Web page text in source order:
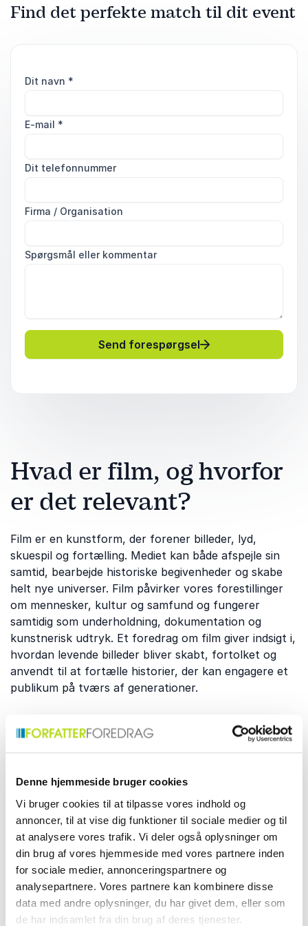
Denne hjemmeside bruger cookies
Vi bruger cookies til at tilpasse vores indhold og
annoncer, til at vise dig funktioner til sociale medier og til
at analysere vores trafik. Vi deler også oplysninger om
din brug af vores hjemmeside med vores partnere inden
for sociale medier, annonceringspartnere og
analysepartnere. Vores partnere kan kombinere disse
data med andre oplysninger, du har givet dem, eller som
de har indsamlet fra din brug af deres tjenester.
Find det perfekte match til dit event
Dit navn *
E-mail *
Dit telefonnummer
Firma / Organisation
Spørgsmål eller kommentar
Send forespørgsel
Hvad er film, og hvorfor
er det relevant?
Film er en kunstform, der forener billeder, lyd,
skuespil og fortælling. Mediet kan både afspejle sin
samtid, bearbejde historiske begivenheder og skabe
helt nye universer. Film påvirker vores forestillinger
om mennesker, kultur og samfund og fungerer
samtidig som underholdning, dokumentation og
kunstnerisk udtryk. Et foredrag om film giver indsigt i,
hvordan levende billeder bliver skabt, fortolket og
anvendt til at fortælle historier, der kan engagere et
publikum på tværs af generationer.
Hvilke emner dækker vores
foredrag om film?
de kunstneriske valg, der former en fortælling på
lærredet. De kan også give indblik i arbejdet med
instruktion, dokumentarisme og formidling af
filmkultur. Perspektivet kan tilpasses både nysgerrige
filmelskere og publikum med et mere indgående
kendskab til mediet. Nogle af de centrale emner
inkluderer: